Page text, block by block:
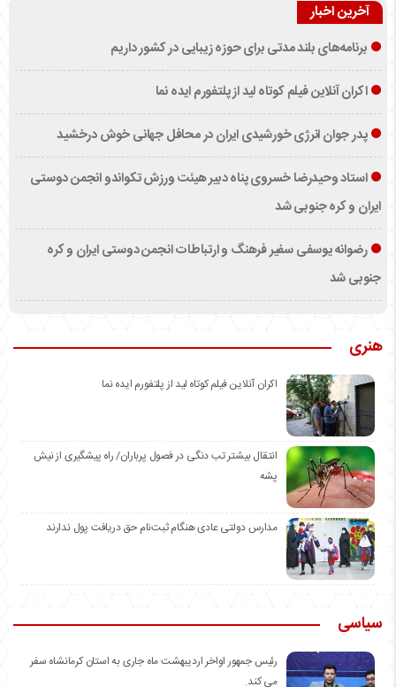
آخرین اخبار
برنامه‌های بلند مدتی برای حوزه زیبایی در کشور داریم
اکران آنلاین فیلم کوتاه لید از پلتفورم ایده نما
پدر جوان انرژی خورشیدی ایران در محافل جهانی خوش درخشید
استاد وحیدرضا خسروی پناه دبیر هیئت ورزش تکواندو انجمن دوستی
ایران و کره جنوبی شد
رضوانه یوسفی سفیر فرهنگ و ارتباطات انجمن دوستی ایران و کره
جنوبی شد
هنری
اکران آنلاین فیلم کوتاه لید از پلتفورم ایده نما
انتقال بیشتر تب دنگی در فصول پرباران/ راه پیشگیری از نیش
پشه
مدارس دولتی عادی هنگام ثبت‌نام حق دریافت پول ندارند
سیاسی
رئیس جمهور اواخر اردیبهشت ماه جاری به استان کرمانشاه سفر
می کند.